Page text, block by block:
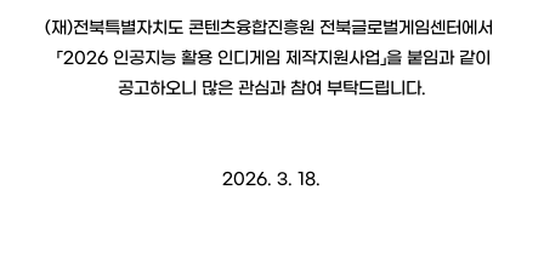
(재)전북특별자치도 콘텐츠융합진흥원 전북글로벌게임센터에서
「2026 인공지능 활용 인디게임 제작지원사업」을 붙임과 같이
공고하오니 많은 관심과 참여 부탁드립니다.
2026. 3. 18.